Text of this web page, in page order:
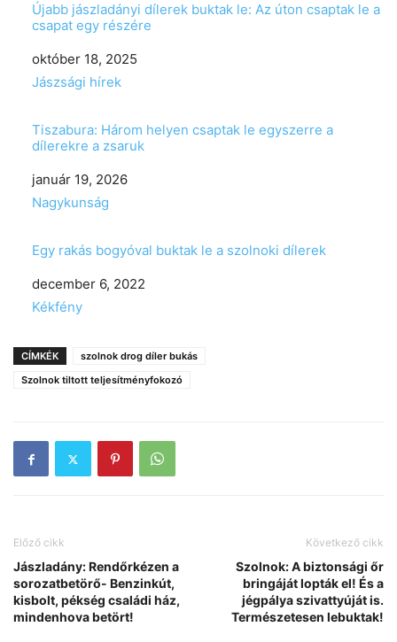
Újabb jászladányi dílerek buktak le: Az úton csaptak le a
csapat egy részére
Date
október 18, 2025
In relation to
Jászsági hírek
Tiszabura: Három helyen csaptak le egyszerre a
dílerekre a zsaruk
Date
január 19, 2026
In relation to
Nagykunság
Egy rakás bogyóval buktak le a szolnoki dílerek
Date
december 6, 2022
In relation to
Kékfény
CÍMKÉK
szolnok drog díler bukás
Szolnok tiltott teljesítményfokozó
Előző cikk
Jászladány: Rendőrkézen a
sorozatbetörő- Benzinkút,
kisbolt, pékség családi ház,
mindenhova betört!
Következő cikk
Szolnok: A biztonsági őr
bringáját lopták el! És a
jégpálya szivattyúját is.
Természetesen lebuktak!